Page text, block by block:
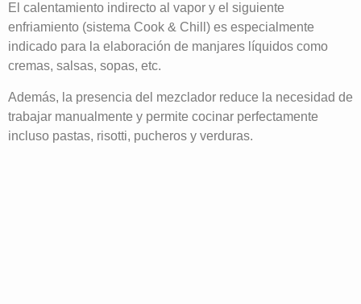
El calentamiento indirecto al vapor y el siguiente
enfriamiento (sistema Cook & Chill) es especialmente
indicado para la elaboración de manjares líquidos como
cremas, salsas, sopas, etc.
Además, la presencia del mezclador reduce la necesidad de
trabajar manualmente y permite cocinar perfectamente
incluso pastas, risotti, pucheros y verduras.